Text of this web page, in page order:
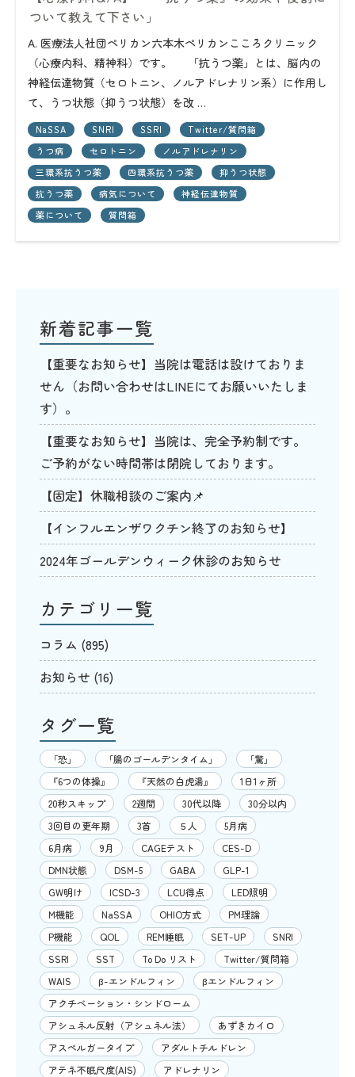
ついて教えて下さい」
A. 医療法人社団ペリカン六本木ペリカンこころクリニック
（心療内科、精神科）です。 「抗うつ薬」とは、脳内の
神経伝達物質（セロトニン、ノルアドレナリン系）に作用し
て、うつ状態（抑うつ状態）を改 …
NaSSA SNRI SSRI
Twitter/質問箱
うつ病
セロトニン
ノルアドレナリン
三環系抗うつ薬
四環系抗うつ薬
抑うつ状態
抗うつ薬
病気について
神経伝達物質
薬について
質問箱
新着記事一覧
【重要なお知らせ】当院は電話は設けておりま
せん（お問い合わせはLINEにてお願いいたしま
す）。
【重要なお知らせ】当院は、完全予約制です。
ご予約がない時間帯は閉院しております。
【固定】休職相談のご案内📌
【インフルエンザワクチン終了のお知らせ】
2024年ゴールデンウィーク休診のお知らせ
カテゴリ一覧
コラム (895)
お知らせ (16)
タグ一覧
「恐」 「腸のゴールデンタイム」
「驚」
『6つの体操』
『天然の白虎湯』
1日1ヶ所
20秒スキップ
2週間 30代以降
30分以内
3回目の更年期
3首 ５人
5月病
6月病
9月 CAGEテスト
CES-D
DMN状態
DSM-5 GABA
GLP-1
GW明け
ICSD-3 LCU得点
LED照明
M機能
NaSSA OHIO方式
PM理論
P機能
QOL REM睡眠 SET-UP
SNRI
SSRI
SST To Do リスト
Twitter/質問箱
WAIS
β-エンドルフィン
βエンドルフィン
アクチベーション・シンドローム
アシュネル反射（アシュネル法）
あずきカイロ
アスペルガータイプ
アダルトチルドレン
アテネ不眠尺度(AIS)
アドレナリン